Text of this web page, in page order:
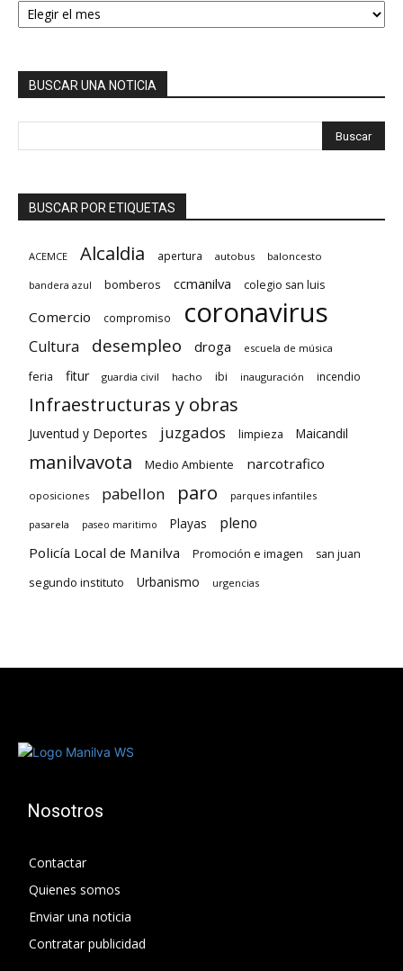
BUSCAR UNA NOTICIA
BUSCAR POR ETIQUETAS
ACEMCE Alcaldia apertura autobus baloncesto
bandera azul bomberos ccmanilva colegio san luis
Comercio compromiso coronavirus
Cultura desempleo droga escuela de música
feria fitur guardia civil hacho ibi inauguración incendio
Infraestructuras y obras
Juventud y Deportes juzgados limpieza Maicandil
manilvavota Medio Ambiente narcotrafico
oposiciones pabellon paro parques infantiles
pasarela paseo maritimo Playas pleno
Policía Local de Manilva Promoción e imagen san juan
segundo instituto Urbanismo urgencias
Nosotros
Contactar
Quienes somos
Enviar una noticia
Contratar publicidad